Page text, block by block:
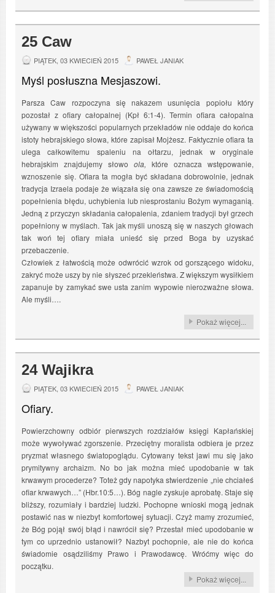
25 Caw
PIĄTEK, 03 KWIECIEŃ 2015 PAWEŁ JANIAK
Myśl posłuszna Mesjaszowi.
Parsza Caw rozpoczyna się nakazem usunięcia popiołu który
pozostał z ofiary całopalnej (Kpł 6:1-4). Termin ofiara całopalna
używany w większości popularnych przekładów nie oddaje do końca
istoty hebrajskiego słowa, które zapisał Mojżesz. Faktycznie ofiara ta
ulega całkowitemu spaleniu na ołtarzu, jednak w oryginale
hebrajskim znajdujemy słowo ola, które oznacza wstępowanie,
wznoszenie się. Ofiara ta mogła być składana dobrowolnie, jednak
tradycja Izraela podaje że wiązała się ona zawsze ze świadomością
popełnienia błędu, uchybienia lub niesprostaniu Bożym wymaganią.
Jedną z przyczyn składania całopalenia, zdaniem tradycji był grzech
popełniony w myślach. Tak jak myśli unoszą się w naszych głowach
tak woń tej ofiary miała unieść się przed Boga by uzyskać
przebaczenie.
Człowiek z łatwością może odwrócić wzrok od gorszącego widoku,
zakryć może uszy by nie słyszeć przekleństwa. Z większym wysiłkiem
zapanuje by zamykać swe usta zanim wypowie nierozważne słowa.
Ale myśli….
Pokaż więcej...
24 Wajikra
PIĄTEK, 03 KWIECIEŃ 2015 PAWEŁ JANIAK
Ofiary.
Powierzchowny odbiór pierwszych rozdziałów księgi Kapłańskiej
może wywoływać zgorszenie. Przeciętny moralista odbiera je przez
pryzmat własnego światopoglądu. Cytowany tekst jawi mu się jako
prymitywny archaizm. No bo jak można mieć upodobanie w tak
krwawym procederze? Toteż gdy napotyka stwierdzenie „nie chciałeś
ofiar krwawych…” (Hbr.10:5…). Bóg nagle zyskuje aprobatę. Staje się
bliższy, rozumiały i bardziej ludzki. Pochopne wnioski mogą jednak
postawić nas w niezbyt komfortowej sytuacji. Czyż mamy zrozumieć,
że Bóg pojął swój błąd i nawrócił się? Przestał mieć upodobanie w
tym co uprzednio ustanowił? Nazbyt pochopnie, ale nie do końca
świadomie osądziliśmy Prawo i Prawodawcę. Wróćmy więc do
początku.
Pokaż więcej...